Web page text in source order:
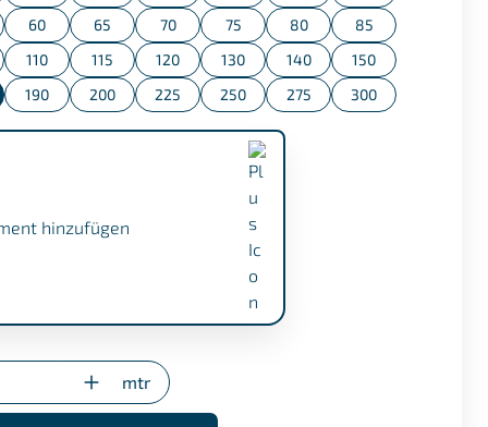
60 65 70 75 80
85
110 115 120 130 140
150
190 200 225 250 275 300
hinzufügen
(nur bei Sonderzuschnitten)
mtr